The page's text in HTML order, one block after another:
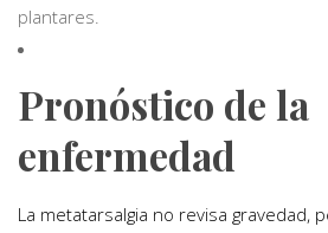
plantares.
Pronóstico de la
enfermedad
La metatarsalgia no revisa gravedad,